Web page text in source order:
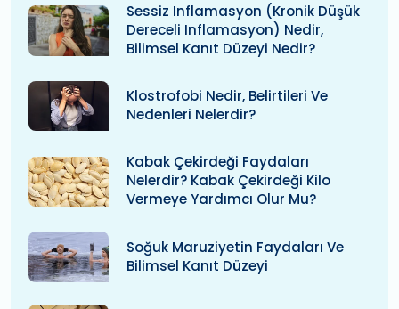
Sessiz Inflamasyon (kronik Düşük
Dereceli Inflamasyon) Nedir,
Bilimsel Kanıt Düzeyi Nedir?
Klostrofobi Nedir, Belirtileri Ve
Nedenleri Nelerdir?
Kabak Çekirdeği Faydaları
Nelerdir? Kabak Çekirdeği Kilo
Vermeye Yardımcı Olur Mu?
Soğuk Maruziyetin Faydaları Ve
Bilimsel Kanıt Düzeyi